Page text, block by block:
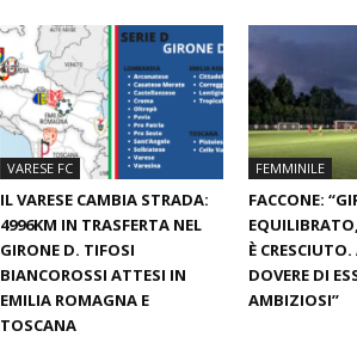
VARESE FC
IL VARESE CAMBIA STRADA:
4996KM IN TRASFERTA NEL
GIRONE D. TIFOSI
BIANCOROSSI ATTESI IN
EMILIA ROMAGNA E
TOSCANA
FEMMINILE
FACCONE:
È
DOVERE DI
AMBIZIOSI”